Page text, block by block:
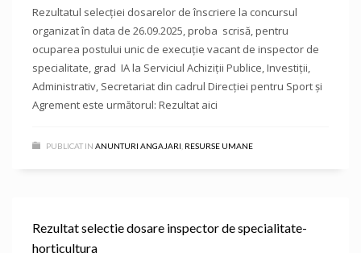
Rezultatul selecției dosarelor de înscriere la concursul
organizat în data de 26.09.2025, proba scrisă, pentru
ocuparea postului unic de execuție vacant de inspector de
specialitate, grad IA la Serviciul Achiziții Publice, Investiții,
Administrativ, Secretariat din cadrul Direcției pentru Sport și
Agrement este următorul: Rezultat aici
PUBLICAT IN ANUNTURI ANGAJARI RESURSE UMANE
Rezultat selectie dosare inspector de specialitate-
horticultura